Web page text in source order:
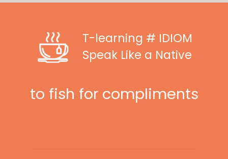
T-learning # IDIOM
Speak Like a Native
to fish for compliments